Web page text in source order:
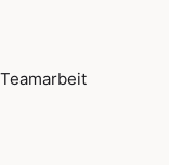
Teamarbeit